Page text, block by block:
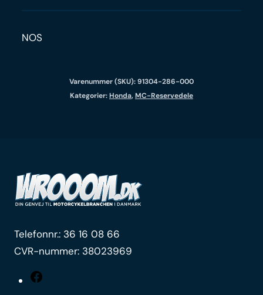
NOS
Varenummer (SKU):91304-286-000
Kategorier:Honda,MC-Reservedele
Telefonnr.: 36 16 08 66
CVR-nummer: 38023969